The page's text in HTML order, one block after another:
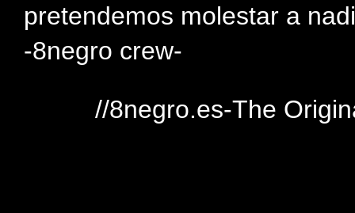
pretendemos molestar a
-8negro crew-
//8negro.es-The